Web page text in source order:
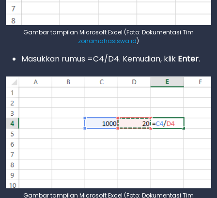
Gambar tampilan Microsoft Excel (Foto: Dokumentasi Tim
zonamahasiswa.id)
Masukkan rumus =C4/D4. Kemudian, klik Enter.
Gambar tampilan Microsoft Excel (Foto: Dokumentasi Tim